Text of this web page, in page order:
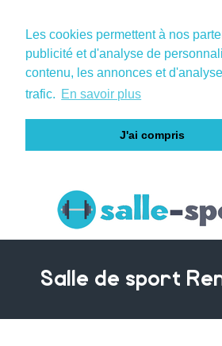
Les cookies permettent à nos
publicité et d'analyse de
contenu, les annonces et
trafic. En savoir plus
J'ai compris
Salle de sport